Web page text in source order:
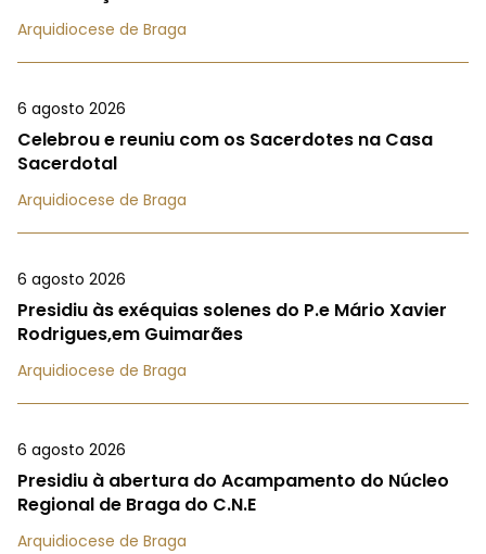
Arquidiocese de Braga
6 agosto 2026
Celebrou e reuniu com os Sacerdotes na Casa
Sacerdotal
Arquidiocese de Braga
6 agosto 2026
Presidiu às exéquias solenes do P.e Mário Xavier
Rodrigues,em Guimarães
Arquidiocese de Braga
6 agosto 2026
Presidiu à abertura do Acampamento do Núcleo
Regional de Braga do C.N.E
Arquidiocese de Braga